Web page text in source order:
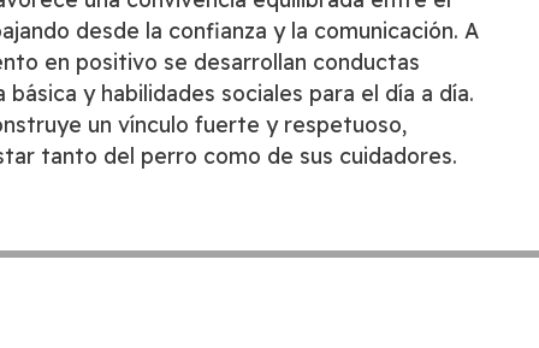
desde la confianza y la comunicación. A
en positivo se desarrollan conductas
básica y habilidades sociales para el día a día.
un vínculo fuerte y respetuoso,
tanto del perro como de sus cuidadores.